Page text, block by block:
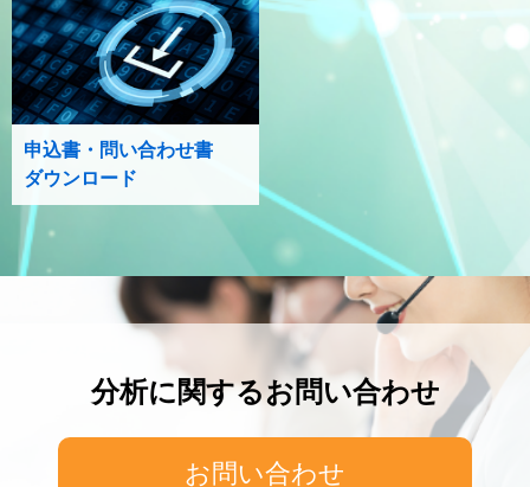
申込書・問い合わせ書
ダウンロード
分析に関するお問い合わせ
お問い合わせ